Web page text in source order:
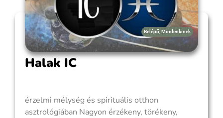
Belépő Mindenkinek
Halak IC
érzelmi mélység és spirituális otthon
asztrológiában Nagyon érzékeny, törékeny,